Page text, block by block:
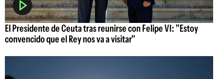
El Presidente de Ceuta tras reunirse con Felipe VI: "Estoy
convencido que el Rey nos va a visitar"